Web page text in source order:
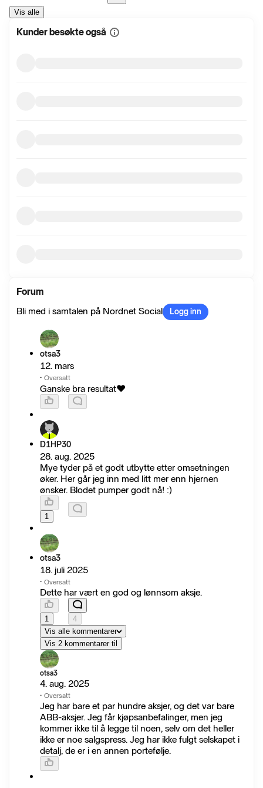
Vis alle
Kunder besøkte også Vis
Forum
Bli med i samtalen på Nordnet Social
Logg inn
otsa3
12. mars
· Oversatt
Ganske bra resultat❤️
D1HP30
28. aug. 2025
Mye tyder på et godt utbytte etter omsetningen
øker. Her går jeg inn med litt mer enn hjernen
ønsker. Blodet pumper godt nå! :)
1
otsa3
18. juli 2025
· Oversatt
Dette har vært en god og lønnsom aksje.
1
4
Vis alle kommentarer
Vis 2 kommentarer til
otsa3
4. aug. 2025
· Oversatt
Jeg har bare et par hundre aksjer, og det var bare
ABB-aksjer. Jeg får kjøpsanbefalinger, men jeg
kommer ikke til å legge til noen, selv om det heller
ikke er noe salgspress. Jeg har ikke fulgt selskapet i
detalj, de er i en annen portefølje.